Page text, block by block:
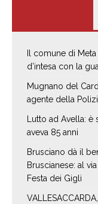
Il comune di
d’intesa con la
Mugnano del
agente della
Lutto ad Avella:
aveva 85 anni
Brusciano dà il
Bruscianese: al
Festa dei Gigli